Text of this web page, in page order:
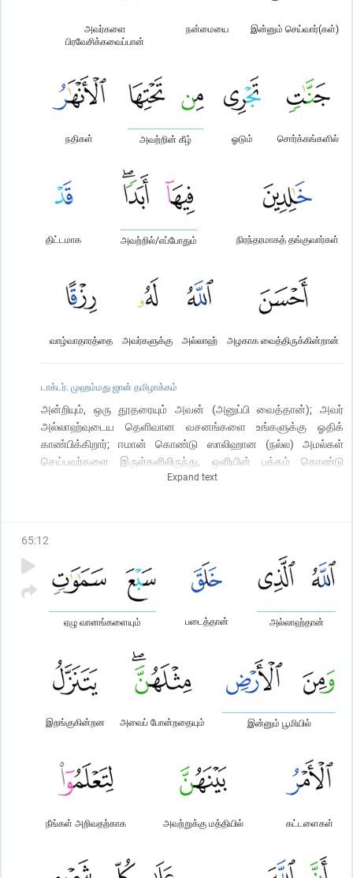
இன்னும் செய்வார்(கள்)
நன்மையை
அவர்களை
பிரவேசிக்கவைப்பான்
சொர்க்கங்களில்
ஓடும்
அவற்றின் கீழ்
நதிகள்
நிரந்தரமாகத் தங்குவார்கள்
அவற்றில்/எப்போதும்
திட்டமாக
அழகாக வைத்திருக்கின்றான்
அல்லாஹ்
அவர்களுக்கு
வாழ்வாதாரத்தை
டாக்டர். முஹம்மது ஜான் தமிழாக்கம்
அன்றியும், ஒரு தூதரையும் அவன் (அனுப்பி வைத்தான்); அவர்
அல்லாஹ்வுடைய தெளிவான வசனங்களை உங்களுக்கு ஓதிக்
காண்பிக்கிறார்; ஈமான் கொண்டு ஸாலிஹான (நல்ல) அமல்கள்
செய்பவர்களை இருள்களிலிருந்து, ஒளியின் பக்கம் கொண்டு
வருவதற்காக; மேலும் எவர் அல்லாஹ்வின் மீது ஈமான் கொண்டு
இருப்பார்கள்; அல்லாஹ் அவர்களுக்குத் திடமாக உணவை
அழகாக்கினான்.
Expand text
65:12
அல்லாஹ்தான்
படைத்தான்
ஏழு வானங்களையும்
இன்னும் பூமியில்
அவைப் போன்றதையும்
இறங்குகின்றன
கட்டளைகள்
அவற்றுக்கு மத்தியில்
நீங்கள் அறிவதற்காக